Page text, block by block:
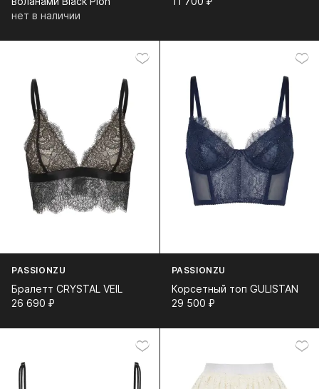
нет в наличии
PASSIONZU
Бралетт CRYSTAL VEIL
26 690⁠ ⁠₽
PASSIONZU
Корсетный топ GULISTAN
29 500⁠ ⁠₽